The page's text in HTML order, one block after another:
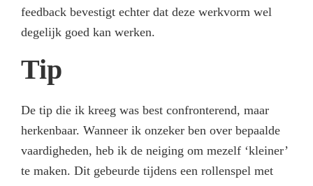
feedback bevestigt echter dat deze werkvorm wel
degelijk goed kan werken.
Tip
De tip die ik kreeg was best confronterend, maar
herkenbaar. Wanneer ik onzeker ben over bepaalde
vaardigheden, heb ik de neiging om mezelf ‘kleiner’
te maken. Dit gebeurde tijdens een rollenspel met